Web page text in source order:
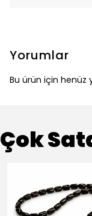
Yorumlar
Bu ürün için henüz
Çok